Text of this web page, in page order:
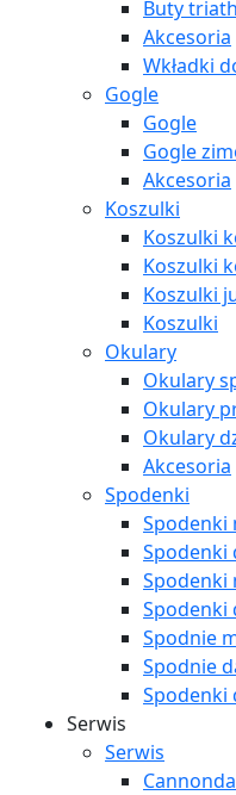
Buty
Akcesoria
Wkładki
Gogle
Gogle
Gogle
Akcesoria
Koszulki
Koszulki
Koszulki
Koszulki
Koszulki
Okulary
Okulary
Okulary
Okulary
Akcesoria
Spodenki
Spodenki
Spodenki
Spodenki
Spodenki
Spodnie
Spodnie
Spodenki
Serwis
Serwis